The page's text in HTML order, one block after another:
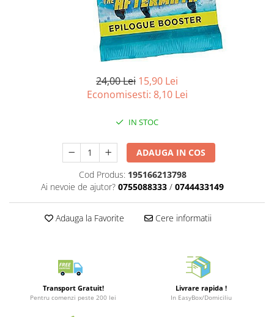
Portofolii/ Clasoare pentru carti
Postere
Geek Stuff
Cani/Pahare
Plusuri si papusi
24,00 Lei 15,90 Lei
Economisesti: 8,10 Lei
IN STOC
ADAUGA IN COS
Cod Produs: 195166213798
Ai nevoie de ajutor? 0755088333 / 0744433149
Adauga la Favorite Cere informatii
Transport Gratuit!
Pentru comenzi peste 200 lei
Livrare rapida !
In EasyBox/Domiciliu